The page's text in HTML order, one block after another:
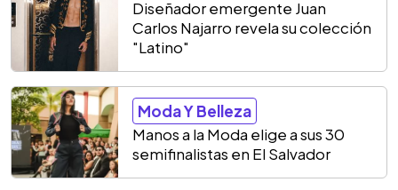
Diseñador emergente Juan
Carlos Najarro revela su colección
"Latino"
Moda Y Belleza
Manos a la Moda elige a sus 30
semifinalistas en El Salvador